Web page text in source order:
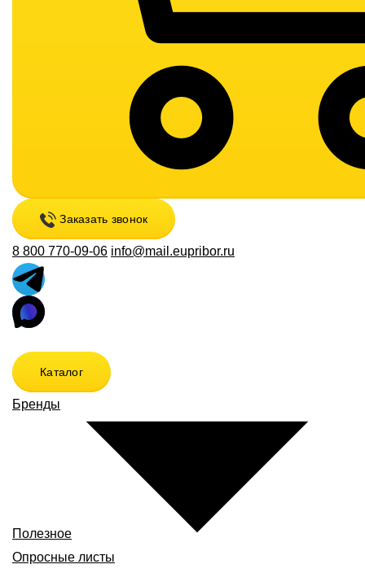
Заказать звонок
8 800 770-09-06 info@mail.eupribor.ru
Каталог
Бренды
Полезное
Опросные листы